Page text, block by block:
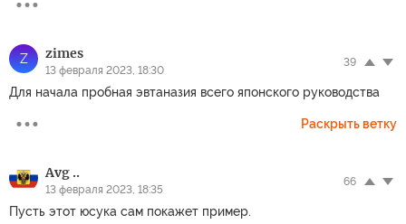
Z zimes
13 февраля 2023, 18:30
39
Для начала пробная эвтаназия всего японского руководства
Раскрыть ветку
Avg ..
13 февраля 2023, 18:35
66
Пусть этот юсука сам покажет пример.